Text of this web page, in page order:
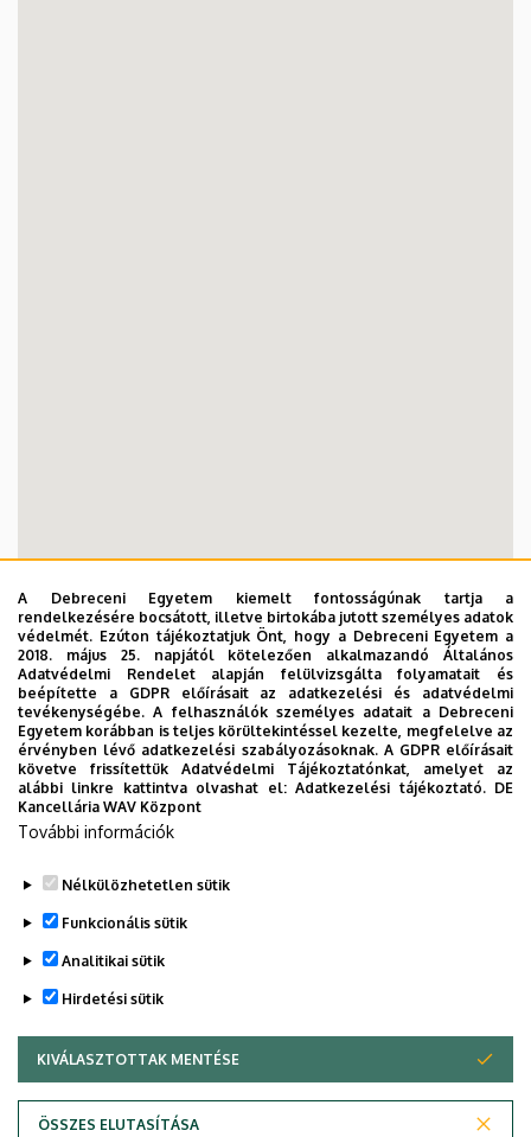
KLGYGÁI Arany János téri épület
A Debreceni Egyetem kiemelt fontosságúnak tartja a
rendelkezésére bocsátott, illetve birtokába jutott személyes adatok
védelmét. Ezúton tájékoztatjuk Önt, hogy a Debreceni Egyetem a
2018. május 25. napjától kötelezően alkalmazandó Általános
Adatvédelmi Rendelet alapján felülvizsgálta folyamatait és
beépítette a GDPR előírásait az adatkezelési és adatvédelmi
tevékenységébe. A felhasználók személyes adatait a Debreceni
Egyetem korábban is teljes körültekintéssel kezelte, megfelelve az
érvényben lévő adatkezelési szabályozásoknak. A GDPR előírásait
követve frissítettük Adatvédelmi Tájékoztatónkat, amelyet az
alábbi linkre kattintva olvashat el:Adatkezelési tájékoztató. DE
Kancellária WAV Központ
További információk
Nélkülözhetetlen sütik
Funkcionális sütik
Analitikai sütik
Hirdetési sütik
KIVÁLASZTOTTAK MENTÉSE
ÖSSZES ELUTASÍTÁSA
WITHDRAW CONSENT